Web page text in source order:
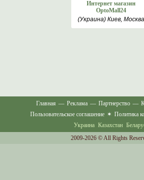
Интернет магазин
OptoMall24
(Украина) Киев, Москва
Главная — Реклама — Партнерство —
Пользовательское соглашение ✶ Политика
Украина Казахстан
2009-2026 © All Rights